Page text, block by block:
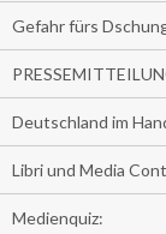
Gefahr fürs
Deutschland im
Libri und Media
Medienquiz: